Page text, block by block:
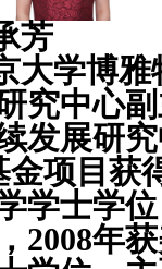
芳
大学博
究中心
发展研
金项目获
学士学
2008年